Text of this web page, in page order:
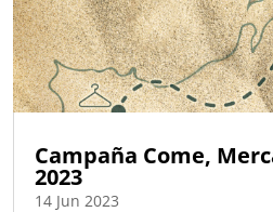
Campaña Come,
2023
14 Jun 2023